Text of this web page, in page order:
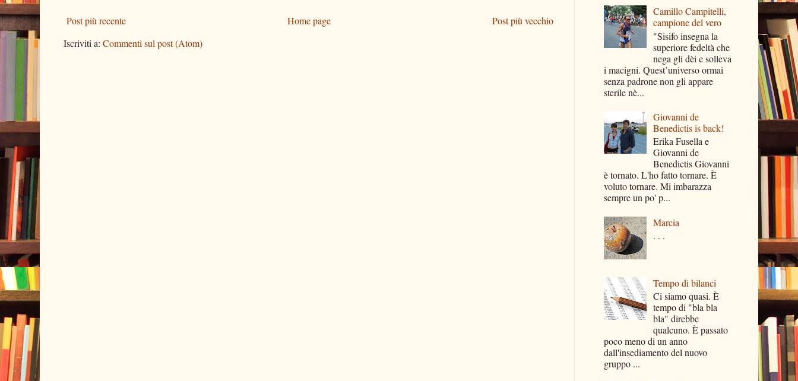
Post più recente Post più vecchio
Home page
Iscriviti a: Commenti sul post (Atom)
Camillo Campitelli,
campione del vero
"Sisifo insegna la
superiore fedeltà che
nega gli dèi e solleva
i macigni. Quest’universo ormai
senza padrone non gli appare
sterile nè...
Giovanni de
Benedictis is back!
Erika Fusella e
Giovanni de
Benedictis Giovanni
è tornato. L'ho fatto tornare. È
voluto tornare. Mi imbarazza
sempre un po' p...
Marcia
. . .
Tempo di bilanci
Ci siamo quasi. È
tempo di "bla bla
bla" direbbe
qualcuno. È passato
poco meno di un anno
dall'insediamento del nuovo
gruppo ...